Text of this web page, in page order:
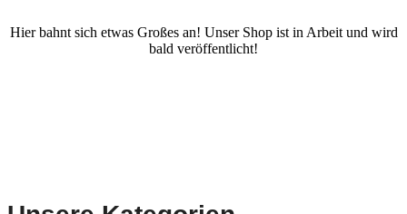
Hier bahnt sich etwas Großes an! Unser Shop ist in Arbeit und wird
bald veröffentlicht!